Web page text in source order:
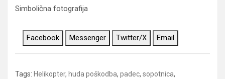
Simbolična fotografija
Facebook Messenger Twitter/X Email
Tags: Helikopter, huda poškodba, padec, sopotnica,